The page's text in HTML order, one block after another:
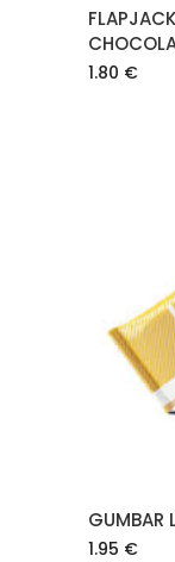
1.80 €
GUMBAR
1.95 €